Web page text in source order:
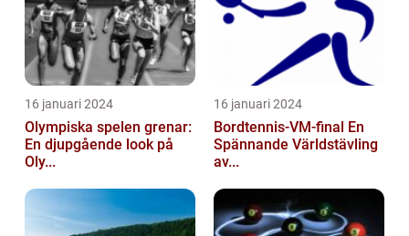
16 januari 2024
Olympiska spelen grenar:
En djupgående look på
Oly...
16 januari 2024
Bordtennis-VM-final En
Spännande Världstävling
av...